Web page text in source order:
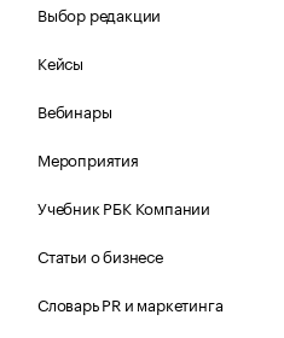
Выбор редакции
Кейсы
Вебинары
Мероприятия
Учебник РБК Компании
Статьи о бизнесе
Словарь PR и маркетинга